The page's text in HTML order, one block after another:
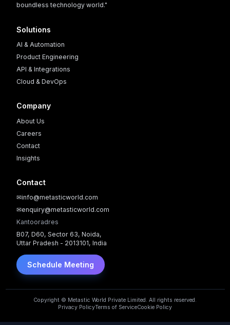
boundless technology world."
Solutions
AI & Automation
Product Engineering
API & Integrations
Cloud & DevOps
Company
About Us
Careers
Contact
Insights
Contact
✉info@metasticworld.com
✉enquiry@metasticworld.com
Kantooradres
B07, D60, Sector 63, Noida,
Uttar Pradesh - 2013101, India
Schedule Meeting
Copyright © Metastic World Private Limited. All rights reserved.
Privacy PolicyTerms of ServiceCookie Policy